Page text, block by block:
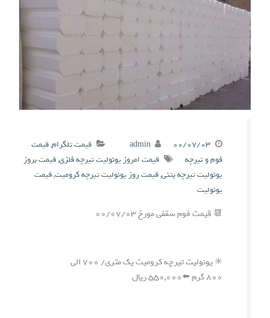
۰۰/۰۷/۰۳ admin قیمت تلگرام,قیمت
فوم و تیرچه
قیمت امروز یونولیت تیرچه فلزی,قیمت بروز
یونولیت تیرچه بتنی,قیمت روز یونولیت تیرچه کرومیت,قیمت
یونولیت
📆 قیمت فوم سقفی مورخ ۰۰/۰۷/۰۳
✳️ یونولیت تیرچه کرومیت یک متری/ ۷۰۰ الی
۸۰۰ گرم ⬅️۵۵۰,۰۰۰ ریال